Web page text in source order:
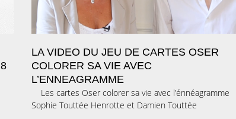
LA VIDEO DU JEU DE CARTES OSER
COLORER SA VIE AVEC
L’ENNEAGRAMME
Les cartes Oser colorer sa vie avec l’énnéagramme
Sophie Touttée Henrotte et Damien Touttée